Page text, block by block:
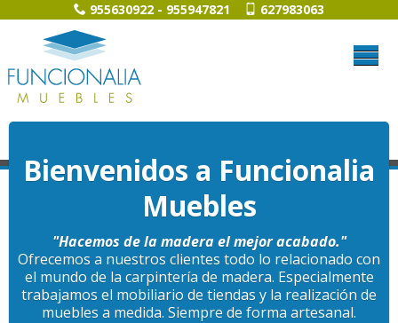
955630922 - 955947821 627983063
Menú principal
Qué Ofrecemos
Bienvenidos a Funcionalia
Muebles
"Hacemos de la madera el mejor acabado."
Ofrecemos a nuestros clientes todo lo relacionado con
el mundo de la carpintería de madera. Especialmente
trabajamos el mobiliario de tiendas y la realización de
muebles a medida. Siempre de forma artesanal.